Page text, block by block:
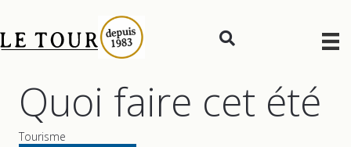
Quoi faire cet été
Tourisme